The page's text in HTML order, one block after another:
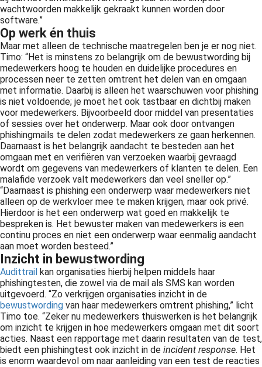
wachtwoorden makkelijk gekraakt kunnen worden door
software.”
Op werk én thuis
Maar met alleen de technische maatregelen ben je er nog niet.
Timo: “Het is minstens zo belangrijk om de bewustwording bij
medewerkers hoog te houden en duidelijke procedures en
processen neer te zetten omtrent het delen van en omgaan
met informatie. Daarbij is alleen het waarschuwen voor phishing
is niet voldoende; je moet het ook tastbaar en dichtbij maken
voor medewerkers. Bijvoorbeeld door middel van presentaties
of sessies over het onderwerp. Maar ook door ontvangen
phishingmails te delen zodat medewerkers ze gaan herkennen.
Daarnaast is het belangrijk aandacht te besteden aan het
omgaan met en verifiëren van verzoeken waarbij gevraagd
wordt om gegevens van medewerkers of klanten te delen. Een
malafide verzoek valt medewerkers dan veel sneller op.”
“Daarnaast is phishing een onderwerp waar medewerkers niet
alleen op de werkvloer mee te maken krijgen, maar ook privé.
Hierdoor is het een onderwerp wat goed en makkelijk te
bespreken is. Het bewuster maken van medewerkers is een
continu proces en niet een onderwerp waar eenmalig aandacht
aan moet worden besteed.”
Inzicht in bewustwording
Audittrail kan organisaties hierbij helpen middels haar
phishingtesten, die zowel via de mail als SMS kan worden
uitgevoerd. “Zo verkrijgen organisaties inzicht in de
bewustwording van haar medewerkers omtrent phishing,” licht
Timo toe. “Zeker nu medewerkers thuiswerken is het belangrijk
om inzicht te krijgen in hoe medewerkers omgaan met dit soort
acties. Naast een rapportage met daarin resultaten van de test,
biedt een phishingtest ook inzicht in de incident response. Het
is enorm waardevol om naar aanleiding van een test de reacties